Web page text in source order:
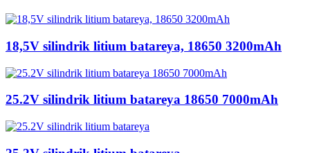
18,5V silindrik litium batareya, 18650 3200mAh
25.2V silindrik litium batareya 18650 7000mAh